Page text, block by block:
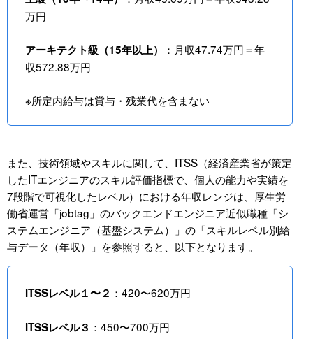
万円
アーキテクト級（15年以上）
：月収47.74万円＝年
収572.88万円
※所定内給与は賞与・残業代を含まない
また、技術領域やスキルに関して、ITSS（経済産業省が策定
したITエンジニアのスキル評価指標で、個人の能力や実績を
7段階で可視化したレベル）における年収レンジは、厚生労
働省運営「jobtag」のバックエンドエンジニア近似職種「シ
ステムエンジニア（基盤システム）」の「スキルレベル別給
与データ（年収）」を参照すると、以下となります。
ITSSレベル１〜２ ：420〜620万円
ITSSレベル３ ：450〜700万円